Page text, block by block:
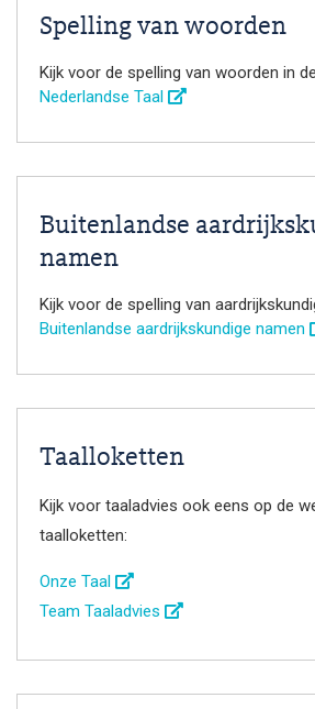
Spelling van woorden
Kijk voor de spelling van woorden in de
Nederlandse Taal
Buitenlandse
namen
Kijk voor de spelling van
Buitenlandse aardrijkskundige namen
Taalloketten
Kijk voor taaladvies ook eens op de
taalloketten:
Onze Taal
Team Taaladvies